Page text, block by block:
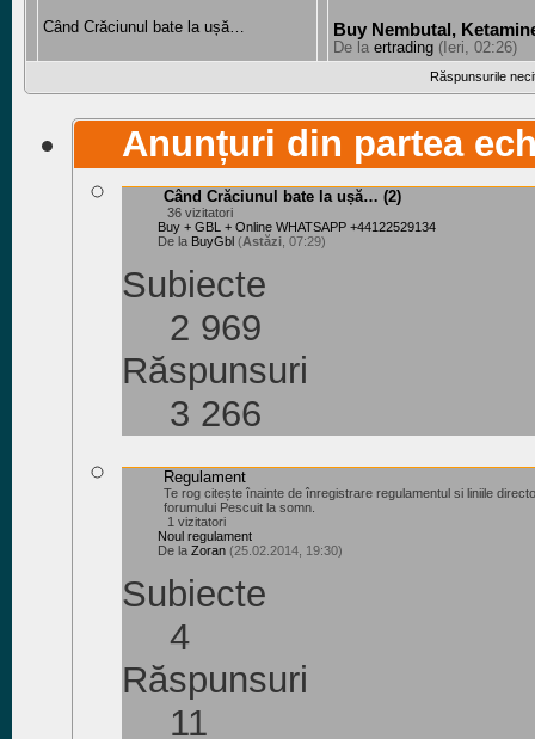
Când Crăciunul bate la ușă… Buy Nembutal,
De la ertrading (Ieri, 02:26)
Răspunsurile
Anunțuri din partea
Când Crăciunul bate la ușă… (2)
36 vizitatori
Buy + GBL + Online WHATSAPP +44122529134
De la BuyGbl (Astăzi , 07:29)
Subiecte
2 969
Răspunsuri
3 266
Regulament
Te rog citește înainte de înregistrare regulamentul si liniile
forumului Pescuit la somn.
1 vizitatori
Noul regulament
De la Zoran (25.02.2014, 19:30)
Subiecte
4
Răspunsuri
11